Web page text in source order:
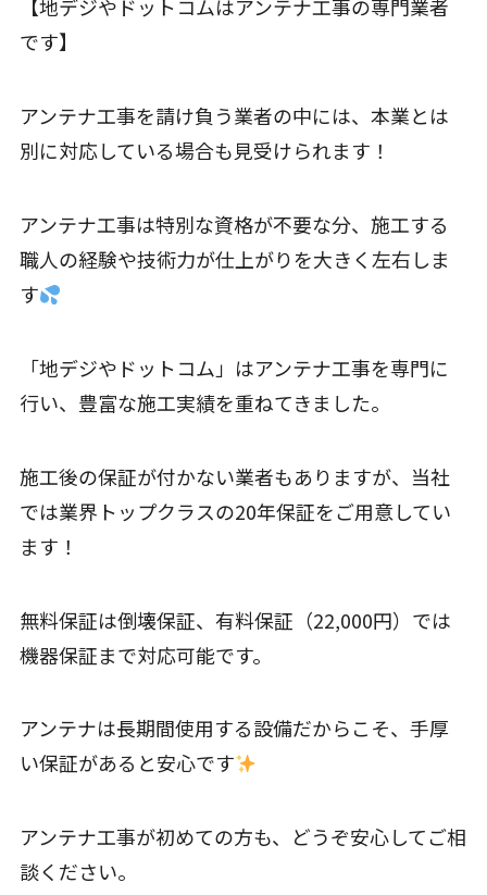
【地デジやドットコムはアンテナ工事の専門業者
です】
アンテナ工事を請け負う業者の中には、本業とは
別に対応している場合も見受けられます！
アンテナ工事は特別な資格が不要な分、施工する
職人の経験や技術力が仕上がりを大きく左右しま
す
「地デジやドットコム」はアンテナ工事を専門に
行い、豊富な施工実績を重ねてきました。
施工後の保証が付かない業者もありますが、当社
では業界トップクラスの20年保証をご用意してい
ます！
無料保証は倒壊保証、有料保証（22,000円）では
機器保証まで対応可能です。
アンテナは長期間使用する設備だからこそ、手厚
い保証があると安心です
アンテナ工事が初めての方も、どうぞ安心してご相
談ください。